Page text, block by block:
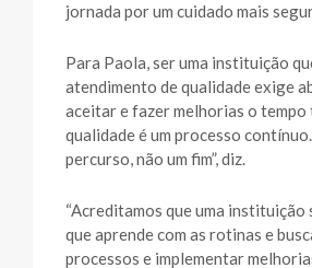
jornada por um cuidado mais
Para Paola, ser uma instituição
atendimento de qualidade exige
aceitar e fazer melhorias o tempo
qualidade é um processo contínuo.
percurso, não um fim”, diz.
“Acreditamos que uma instituição
que aprende com as rotinas e
processos e implementar